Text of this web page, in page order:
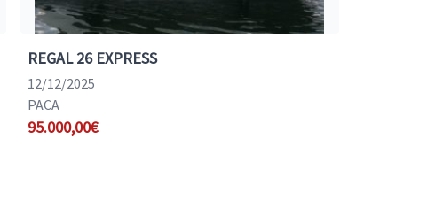
REGAL 26 EXPRESS
12/12/2025
PACA
95.000,00€